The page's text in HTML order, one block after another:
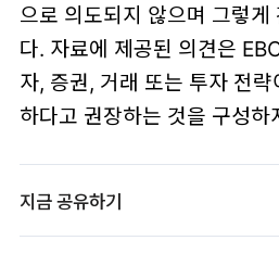
으로 의도되지 않으며 그렇게
다. 자료에 제공된 의견은
자, 증권, 거래 또는 투자 전
하다고 권장하는 것을 구성하
지금 공유하기